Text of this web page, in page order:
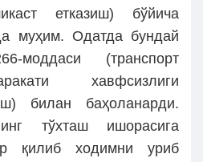
етказиш) бўйича
муҳим. Одатда бундай
(транспорт
хавфсизлиги
билан баҳоланарди.
тўхташ ишорасига
қилиб ходимни уриб